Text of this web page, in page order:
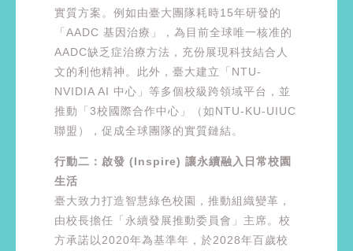
實質方案。例如由臺大團隊耗時15年研發的
「AADC 基因治療」，為目前全球唯一核准的
AADC缺乏症治療方法，充份展現科技結合人
文的利他精神。此外，臺大建立「NTU-
NVIDIA AI 中心」等多個校級跨領域平台，並
推動「3校國際合作中心」（如NTU-KU-UIUC
聯盟），促成全球團隊的實質鏈結。
行動二：啟發 (Inspire) 讓永續融入日常校園
生活
臺大致力打造智慧綠色校園，推動組織變革，
由校長擔任「永續發展推動委員會」主席。校
方承諾以2020年為基準年，於2028年百歲校